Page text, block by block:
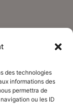
des technologies
informations des
permettra de
ou les ID
sommes-
?
du